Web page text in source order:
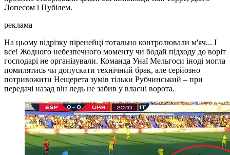
Лопесом і Пубілем.
реклама
На цьому відрізку піренейці тотально контролювали м'яч... І
все! Жодного небезпечного моменту чи бодай підходу до воріт
господарі не організували. Команда Унаї Мельгоси іноді могла
помилятись чи допускати технічний брак, але серйозно
потривожити Нещерета зумів тільки Рубчинський – при
передачі назад він ледь не забив у власні ворота.